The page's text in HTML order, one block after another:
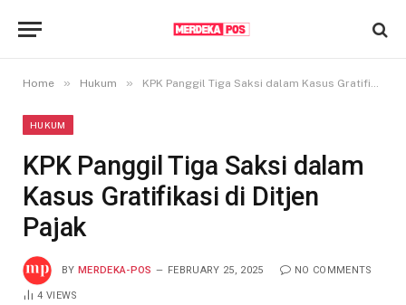
Home » Hukum » KPK Panggil Tiga Saksi dalam Kasus Gratifikasi di Ditjen Pajak
HUKUM
KPK Panggil Tiga Saksi dalam
Kasus Gratifikasi di Ditjen
Pajak
BY MERDEKA-POS FEBRUARY 25, 2025 NO COMMENTS
4VIEWS